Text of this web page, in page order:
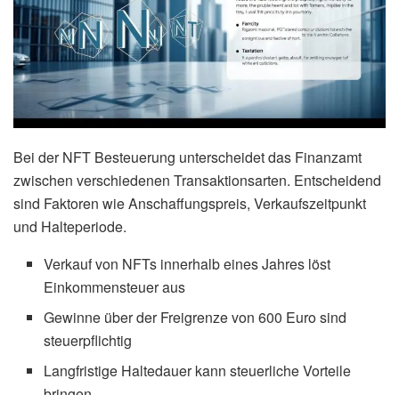
Bei der NFT Besteuerung unterscheidet das Finanzamt
zwischen verschiedenen Transaktionsarten. Entscheidend
sind Faktoren wie Anschaffungspreis, Verkaufszeitpunkt
und Halteperiode.
Verkauf von NFTs innerhalb eines Jahres löst
Einkommensteuer aus
Gewinne über der Freigrenze von 600 Euro sind
steuerpflichtig
Langfristige Haltedauer kann steuerliche Vorteile